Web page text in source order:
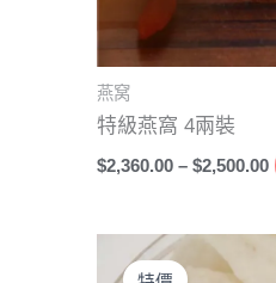
燕窝
特級燕窩 4兩裝
$2,360.00 – $2,500.00